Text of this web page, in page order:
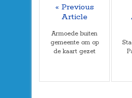
« Previous
Article
Armoede buiten
gemeente om op
de kaart gezet